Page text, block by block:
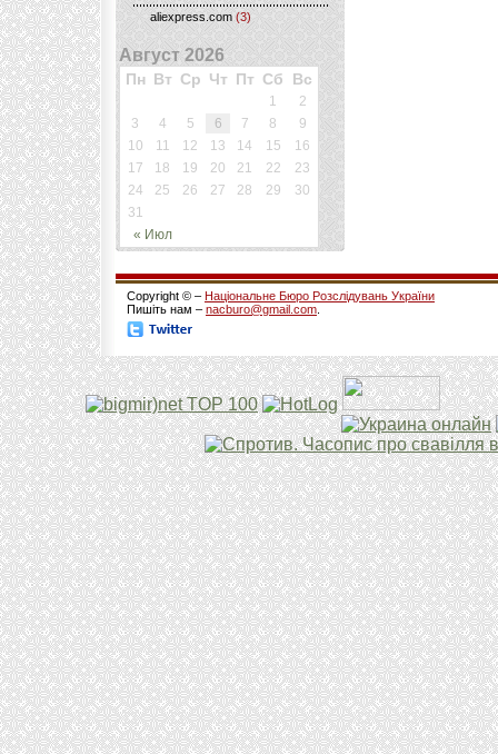
aliexpress.com (3)
Август 2026
Пн Вт Ср Чт Пт Сб Вс
« Июл
1
2
3
4 5 6 7 8
9
10
11 12 13 14 15
16
17
18 19 20 21 22
23
24
25 26 27 28 29
30
31
Copyright © – Національне Бюро Розслідувань України
Пишіть нам – nacburo@gmail.com